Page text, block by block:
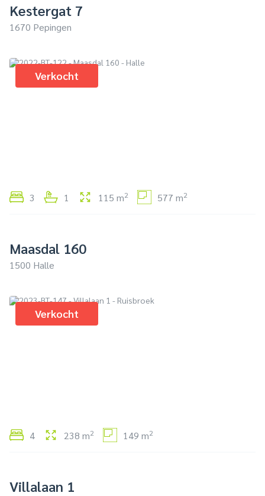
Kestergat 7
1670 Pepingen
Verkocht
3 1 115 m2 577 m2
Maasdal 160
1500 Halle
Verkocht
4 238 m2 149 m2
Villalaan 1